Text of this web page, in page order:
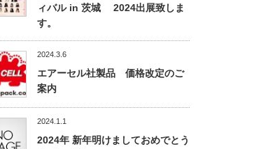
ィバル in 茨城 2024出展致しま
す。
2024.3.6
エアーセル社製品 価格改定のご
案内
2024.1.1
2024年 新年明けましておめでとう